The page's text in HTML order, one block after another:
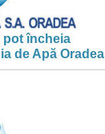
încheia
de Apă Oradea